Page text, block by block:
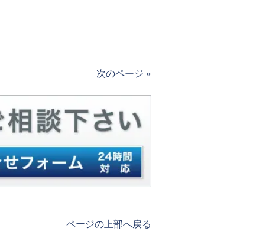
次のページ »
ページの上部へ戻る